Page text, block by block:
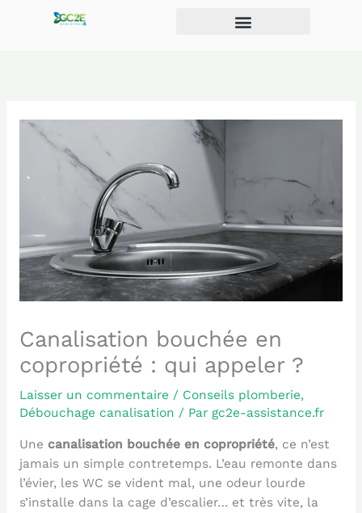
Canalisation bouchée en
copropriété : qui appeler ?
Laisser un commentaire / Conseils plomberie,
Débouchage canalisation / Par gc2e-assistance.fr
Une canalisation bouchée en copropriété, ce n’est
jamais un simple contretemps. L’eau remonte dans
l’évier, les WC se vident mal, une odeur lourde
s’installe dans la cage d’escalier… et très vite, la